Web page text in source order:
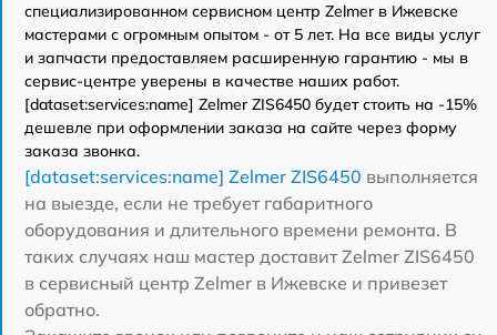
специализированном сервисном центр Zelmer в Ижевске
мастерами с огромным опытом - от 5 лет. На все виды услуг
и запчасти предоставляем расширенную гарантию - мы в
сервис-центре уверены в качестве наших работ.
[dataset:services:name] Zelmer ZIS6450 будет стоить на -15%
дешевле при оформлении заказа на сайте через форму
заказа звонка.
[dataset:services:name] Zelmer ZIS6450 выполняется
на выезде, если не требует габаритного
оборудования и длительного времени ремонта. В
таких случаях наш мастер доставит Zelmer ZIS6450
в сервисный центр Zelmer в Ижевске и привезет
обратно.